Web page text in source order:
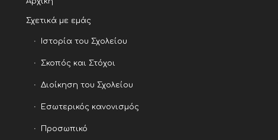
Σχετικά με εμάς
Ιστορία του Σχολείου
Σκοπός και Στόχοι
Διοίκηση του Σχολείου
Εσωτερικός κανονισμός
Προσωπικό